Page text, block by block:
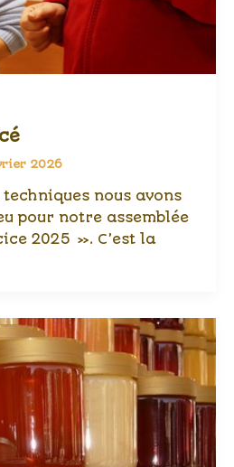
2026
nous avons
pour notre assemblée
2025 ». C’est la